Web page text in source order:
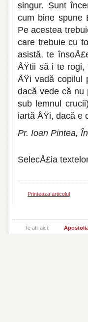
singur. Sunt
cum bine spune
Pe acestea
care trebuie cu
asistă, te
ÅŸtii să i te rogi,
ÅŸi vadă copilul
dacă vede că nu
sub lemnul
iartă ÅŸi, dacă e
Pr. Ioan Pintea,
SelecÅ£ia
Printeaza articolul
Te afli aici: